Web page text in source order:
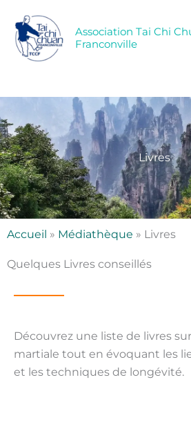
contenu
Association Tai Chi
Franconville
Livres
Accueil » Médiathèque » Livres
Quelques Livres conseillés
Découvrez une liste de livres
martiale tout en évoquant les
et les techniques de longévité.